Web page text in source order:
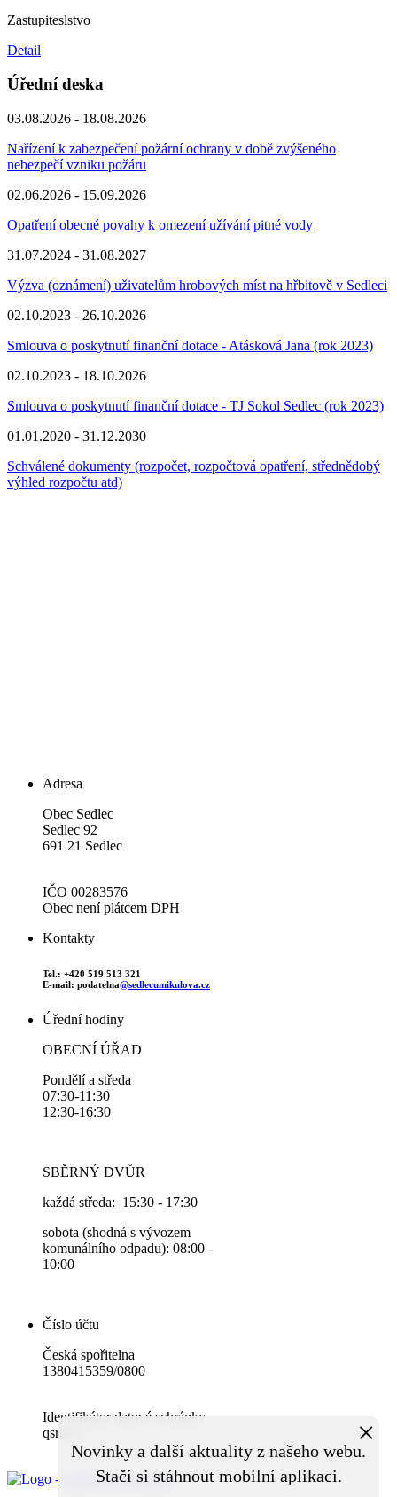
Novinky a další aktuality z našeho webu.
Stačí si stáhnout mobilní aplikaci.
×
Zastupiteslstvo
Detail
Úřední deska
03.08.2026 - 18.08.2026
Nařízení k zabezpečení požární ochrany v době zvýšeného
nebezpečí vzniku požáru
02.06.2026 - 15.09.2026
Opatření obecné povahy k omezení užívání pitné vody
31.07.2024 - 31.08.2027
Výzva (oznámení) uživatelům hrobových míst na hřbitově v Sedleci
02.10.2023 - 26.10.2026
Smlouva o poskytnutí finanční dotace - Atásková Jana (rok 2023)
02.10.2023 - 18.10.2026
Smlouva o poskytnutí finanční dotace - TJ Sokol Sedlec (rok 2023)
01.01.2020 - 31.12.2030
Schválené dokumenty (rozpočet, rozpočtová opatření, střednědobý
výhled rozpočtu atd)
Adresa
Obec Sedlec
Sedlec 92
691 21 Sedlec
IČO 00283576
Obec není plátcem DPH
Kontakty
Tel.: +420 519 513 321
E-mail: podatelna@sedlecumikulova.cz
Úřední hodiny
OBECNÍ ÚŘAD
Pondělí a středa
07:30-11:30
12:30-16:30
SBĚRNÝ DVŮR
každá středa: 15:30 - 17:30
sobota (shodná s vývozem
komunálního odpadu): 08:00 -
10:00
Číslo účtu
Česká spořitelna
1380415359/0800
Identifikátor datové schránky
qsrbiuv